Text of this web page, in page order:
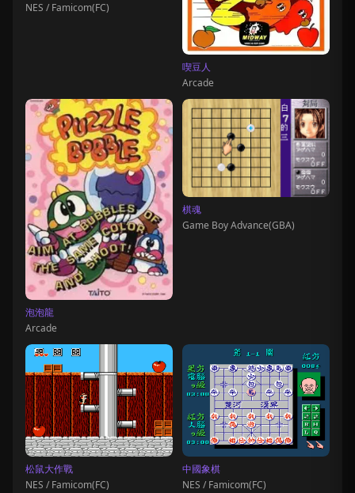
NES / Famicom(FC)
喫豆人
Arcade
泡泡龍
Arcade
棋魂
Game Boy Advance(GBA)
松鼠大作戰
NES / Famicom(FC)
中國象棋
NES / Famicom(FC)